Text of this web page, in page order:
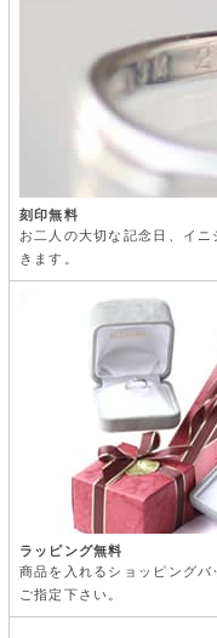
刻印無料
お二人の大切な記念日、イ
きます。
ラッピング無料
商品を入れるショッピング
ご指定下さい。